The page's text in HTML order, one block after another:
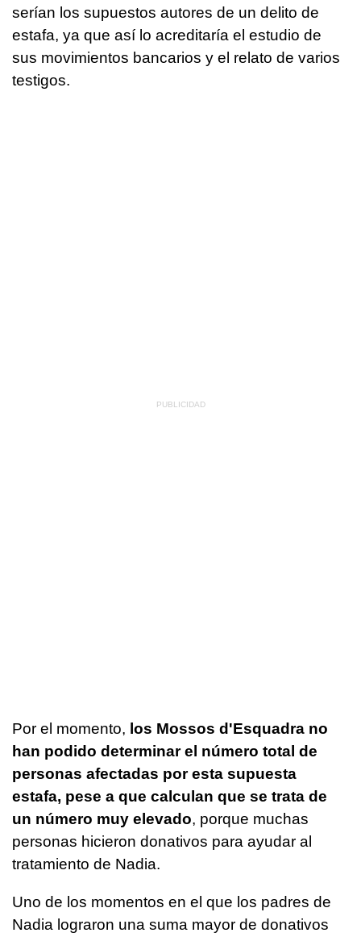
serían los supuestos autores de un delito de
estafa, ya que así lo acreditaría el estudio de
sus movimientos bancarios y el relato de varios
testigos.
Por el momento, los Mossos d'Esquadra no
han podido determinar el número total de
personas afectadas por esta supuesta
estafa, pese a que calculan que se trata de
un número muy elevado, porque muchas
personas hicieron donativos para ayudar al
tratamiento de Nadia.
Uno de los momentos en el que los padres de
Nadia lograron una suma mayor de donativos